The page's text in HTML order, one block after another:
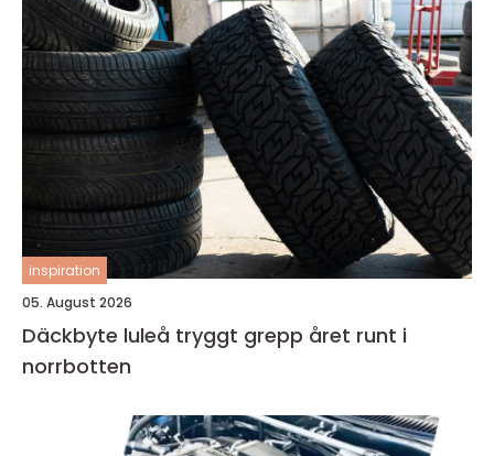
inspiration
05. August 2026
Däckbyte luleå tryggt grepp året runt i
norrbotten